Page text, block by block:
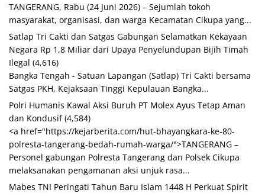
TANGERANG, Rabu (24 Juni 2026) – Sejumlah tokoh
masyarakat, organisasi, dan warga Kecamatan Cikupa yang...
Satlap Tri Cakti dan Satgas Gabungan Selamatkan Kekayaan
Negara Rp 1,8 Miliar dari Upaya Penyelundupan Bijih Timah
Ilegal (4,616)
Bangka Tengah - Satuan Lapangan (Satlap) Tri Cakti bersama
Satgas PKH, Kejaksaan Tinggi Kepulauan Bangka...
Polri Humanis Kawal Aksi Buruh PT Molex Ayus Tetap Aman
dan Kondusif (4,584)
<a href="https://kejarberita.com/hut-bhayangkara-ke-80-
polresta-tangerang-bedah-rumah-warga/">TANGERANG –
Personel gabungan Polresta Tangerang dan Polsek Cikupa
melaksanakan pengamanan aksi unjuk rasa...
Mabes TNI Peringati Tahun Baru Islam 1448 H Perkuat Spirit